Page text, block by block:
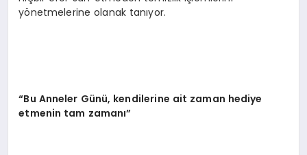
yönetmelerine olanak tanıyor.
“Bu Anneler Günü, kendilerine ait zaman hediye
etmenin tam zamanı”